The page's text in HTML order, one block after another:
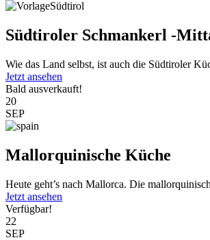
Südtiroler Schmankerl -
Wie das Land selbst, ist auch die Südtiroler
Jetzt ansehen
Bald ausverkauft!
20
SEP
Mallorquinische Küche
Heute geht’s nach Mallorca. Die
Jetzt ansehen
Verfügbar!
22
SEP